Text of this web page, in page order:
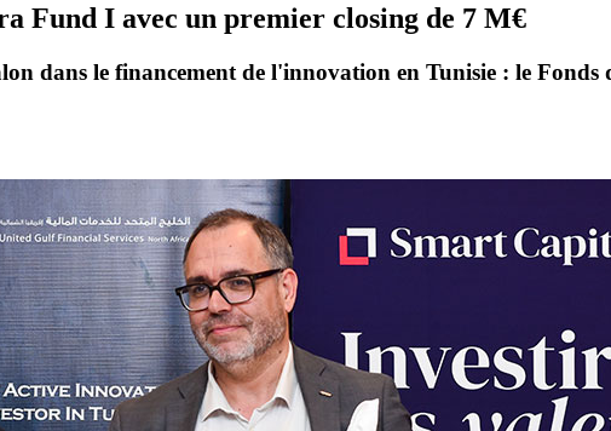
Fund I avec un premier closing de 7 M€
dans le financement de l'innovation en Tunisie : le Fonds